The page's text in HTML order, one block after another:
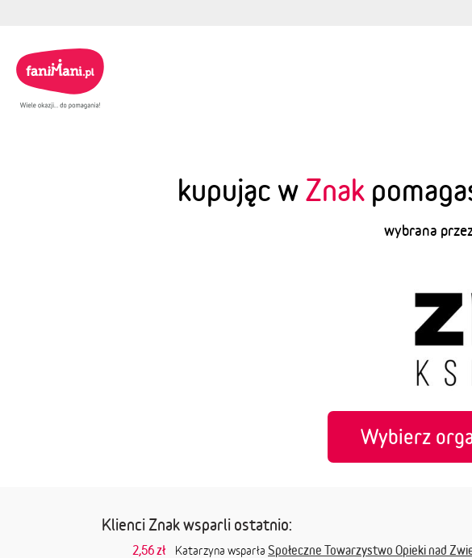
kupując w Znak
wybrana
Wybierz
Klienci Znak wsparli ostatnio:
2,56 zł Katarzyna wsparła Społeczne Towarzystwo Opieki nad